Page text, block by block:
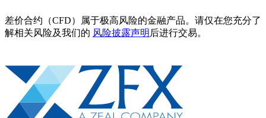
差价合约（CFD）属于极高风险的金融产品。请仅在您充分了
解相关风险及我们的 风险披露声明 后进行交易。